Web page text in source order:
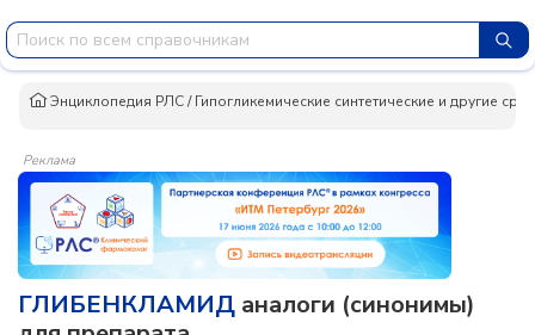
Энциклопедия РЛС/Гипогликемические синтетические и другие
Реклама
ГЛИБЕНКЛАМИД аналоги (синонимы)